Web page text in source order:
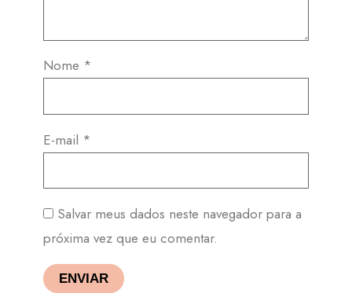
Nome *
E-mail *
Salvar meus dados neste navegador para a
próxima vez que eu comentar.